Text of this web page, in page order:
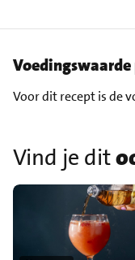
Voor dit recept is de
Vind je dit